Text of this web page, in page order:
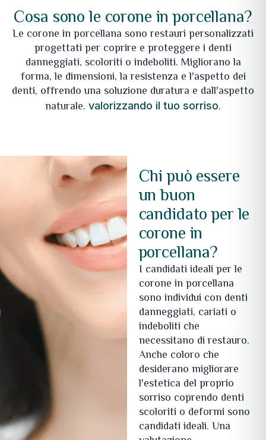
Cosa sono le corone in porcellana?
Le corone in porcellana sono restauri personalizzati
progettati per coprire e proteggere i denti
danneggiati, scoloriti o indeboliti. Migliorano la
forma, le dimensioni, la resistenza e l'aspetto dei
denti, offrendo una soluzione duratura e dall'aspetto
naturale. valorizzando il tuo sorriso.
Chi può essere
un buon
candidato per le
corone in
porcellana?
I candidati ideali per le
corone in porcellana
sono individui con denti
danneggiati, cariati o
indeboliti che
necessitano di restauro.
Anche coloro che
desiderano migliorare
l'estetica del proprio
sorriso coprendo denti
scoloriti o deformi sono
candidati ideali. Una